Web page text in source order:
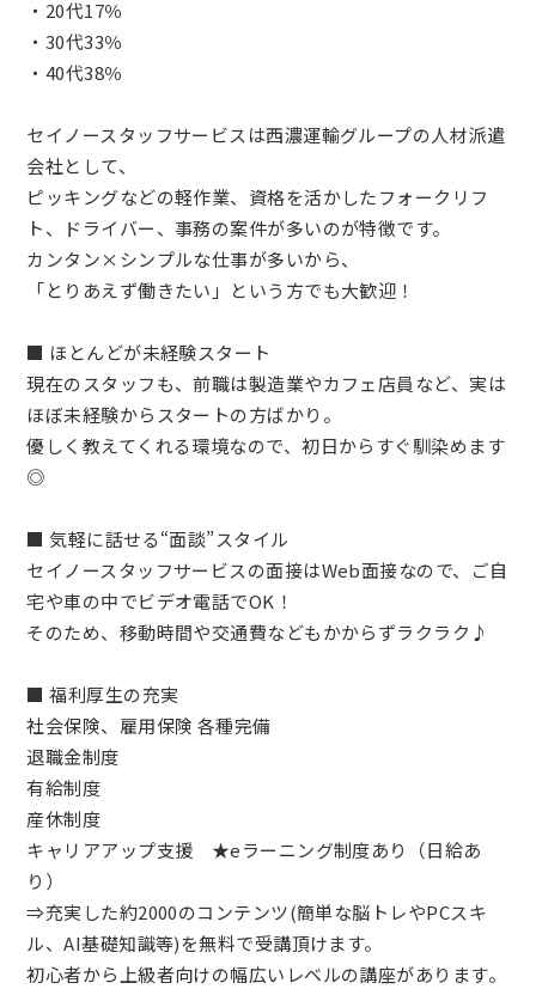
・20代17％
・30代33％
・40代38％
セイノースタッフサービスは西濃運輸グループの人材派遣
会社として、
ピッキングなどの軽作業、資格を活かしたフォークリフ
ト、ドライバー、事務の案件が多いのが特徴です。
カンタン×シンプルな仕事が多いから、
「とりあえず働きたい」という方でも大歓迎！
■ ほとんどが未経験スタート
現在のスタッフも、前職は製造業やカフェ店員など、実は
ほぼ未経験からスタートの方ばかり。
優しく教えてくれる環境なので、初日からすぐ馴染めます
◎
■ 気軽に話せる“面談”スタイル
セイノースタッフサービスの面接はWeb面接なので、ご自
宅や車の中でビデオ電話でOK！
そのため、移動時間や交通費などもかからずラクラク♪
■ 福利厚生の充実
社会保険、雇用保険 各種完備
退職金制度
有給制度
産休制度
キャリアアップ支援 ★eラーニング制度あり（日給あ
り）
⇒充実した約2000のコンテンツ(簡単な脳トレやPCスキ
ル、AI基礎知識等)を無料で受講頂けます。
初心者から上級者向けの幅広いレベルの講座があります。